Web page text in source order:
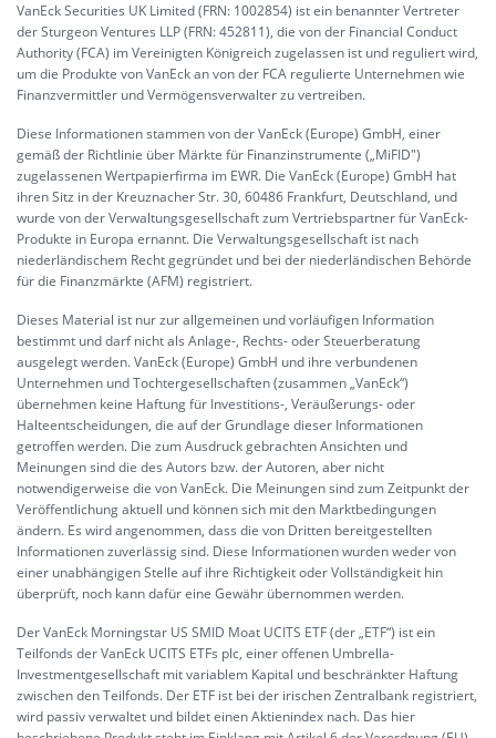
VanEck Securities UK Limited (FRN: 1002854) ist ein benannter Vertreter
der Sturgeon Ventures LLP (FRN: 452811), die von der Financial Conduct
Authority (FCA) im Vereinigten Königreich zugelassen ist und reguliert wird,
um die Produkte von VanEck an von der FCA regulierte Unternehmen wie
Finanzvermittler und Vermögensverwalter zu vertreiben.
Diese Informationen stammen von der VanEck (Europe) GmbH, einer
gemäß der Richtlinie über Märkte für Finanzinstrumente („MiFID")
zugelassenen Wertpapierfirma im EWR. Die VanEck (Europe) GmbH hat
ihren Sitz in der Kreuznacher Str. 30, 60486 Frankfurt, Deutschland, und
wurde von der Verwaltungsgesellschaft zum Vertriebspartner für VanEck-
Produkte in Europa ernannt. Die Verwaltungsgesellschaft ist nach
niederländischem Recht gegründet und bei der niederländischen Behörde
für die Finanzmärkte (AFM) registriert.
Dieses Material ist nur zur allgemeinen und vorläufigen Information
bestimmt und darf nicht als Anlage-, Rechts- oder Steuerberatung
ausgelegt werden. VanEck (Europe) GmbH und ihre verbundenen
Unternehmen und Tochtergesellschaften (zusammen „VanEck“)
übernehmen keine Haftung für Investitions-, Veräußerungs- oder
Halteentscheidungen, die auf der Grundlage dieser Informationen
getroffen werden. Die zum Ausdruck gebrachten Ansichten und
Meinungen sind die des Autors bzw. der Autoren, aber nicht
notwendigerweise die von VanEck. Die Meinungen sind zum Zeitpunkt der
Veröffentlichung aktuell und können sich mit den Marktbedingungen
ändern. Es wird angenommen, dass die von Dritten bereitgestellten
Informationen zuverlässig sind. Diese Informationen wurden weder von
einer unabhängigen Stelle auf ihre Richtigkeit oder Vollständigkeit hin
überprüft, noch kann dafür eine Gewähr übernommen werden.
Der VanEck Morningstar US SMID Moat UCITS ETF (der „ETF“) ist ein
Teilfonds der VanEck UCITS ETFs plc, einer offenen Umbrella-
Investmentgesellschaft mit variablem Kapital und beschränkter Haftung
zwischen den Teilfonds. Der ETF ist bei der irischen Zentralbank registriert,
wird passiv verwaltet und bildet einen Aktienindex nach. Das hier